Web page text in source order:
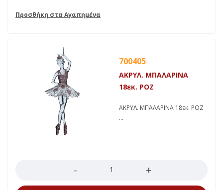
700405
ΑΚΡΥΛ. ΜΠΑΛΑΡΙΝΑ
18εκ. ΡΟΖ
ΑΚΡΥΛ. ΜΠΑΛΑΡΙΝΑ 18εκ. ΡΟΖ